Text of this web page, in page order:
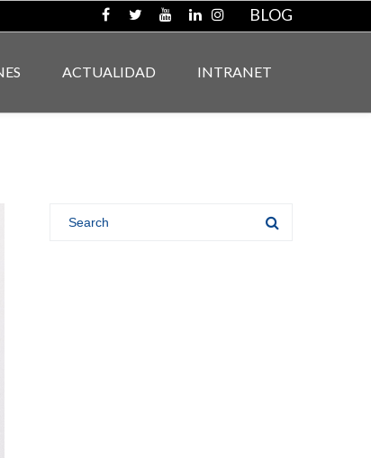
BLOG
ACTUALIDAD INTRANET